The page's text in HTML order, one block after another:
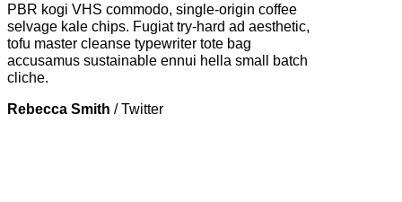
PBR kogi VHS commodo, single-origin coffee
selvage kale chips. Fugiat try-hard ad aesthetic,
tofu master cleanse typewriter tote bag
accusamus sustainable ennui hella small batch
cliche.
Rebecca Smith /Twitter